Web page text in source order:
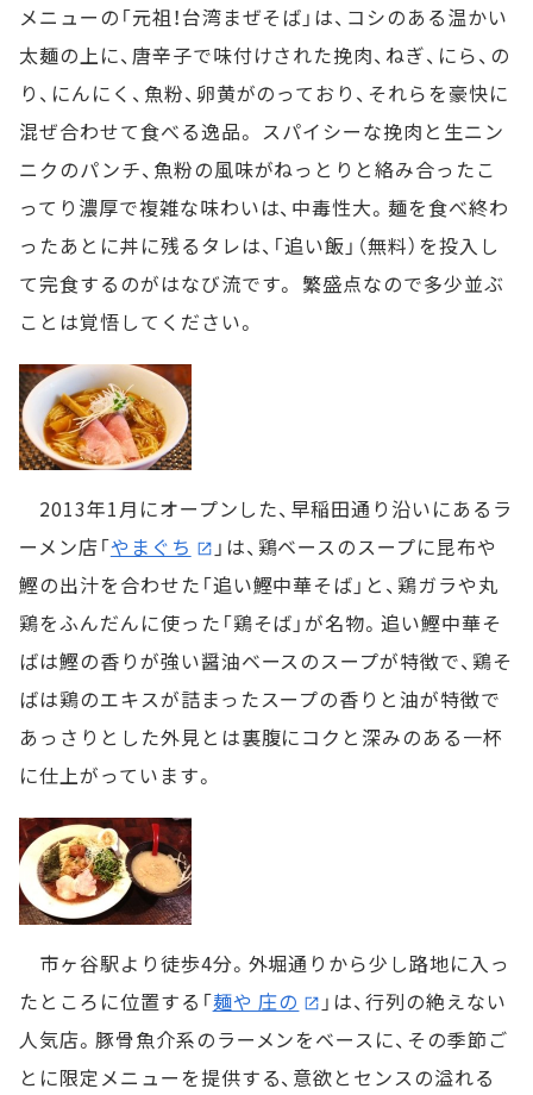
メニューの「元祖！台湾まぜそば」は、コシのある温かい
太麺の上に、唐辛子で味付けされた挽肉、ねぎ、にら、の
り、にんにく、魚粉、卵黄がのっており、それらを豪快に
混ぜ合わせて食べる逸品。 スパイシーな挽肉と生ニン
ニクのパンチ、魚粉の風味がねっとりと絡み合ったこ
ってり濃厚で複雑な味わいは、中毒性大。麺を食べ終わ
ったあとに丼に残るタレは、「追い飯」（無料）を投入し
て完食するのがはなび流です。 繁盛点なので多少並ぶ
ことは覚悟してください。
2013年1月にオープンした、早稲田通り沿いにあるラ
ーメン店「やまぐち
」は、鶏ベースのスープに昆布や
鰹の出汁を合わせた「追い鰹中華そば」と、鶏ガラや丸
鶏をふんだんに使った「鶏そば」が名物。追い鰹中華そ
ばは鰹の香りが強い醤油ベースのスープが特徴で、鶏そ
ばは鶏のエキスが詰まったスープの香りと油が特徴で
あっさりとした外見とは裏腹にコクと深みのある一杯
に仕上がっています。
市ヶ谷駅より徒歩4分。外堀通りから少し路地に入っ
たところに位置する「麺や 庄の
」は、行列の絶えない
人気店。豚骨魚介系のラーメンをベースに、その季節ご
とに限定メニューを提供する、意欲とセンスの溢れる